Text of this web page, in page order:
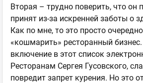
Вторая – трудно поверить, что он
принят из-за искренней заботы о
Как по мне, то это просто
«кошмарить» ресторанный бизнес.
включение в этот список
Ресторанам Сергея Гусовского,
повредит запрет курения. Но это